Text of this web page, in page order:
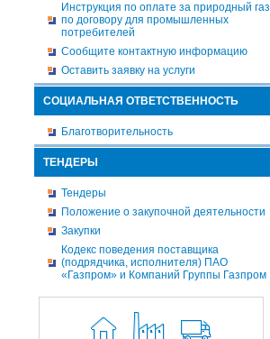
Инструкция по оплате за природный газ
по договору для промышленных
потребителей
Сообщите контактную информацию
Оставить заявку на услуги
СОЦИАЛЬНАЯ ОТВЕТСТВЕННОСТЬ
Благотворительность
ТЕНДЕРЫ
Тендеры
Положение о закупочной деятельности
Закупки
Кодекс поведения поставщика
(подрядчика, исполнителя) ПАО
«Газпром» и Компаний Группы Газпром